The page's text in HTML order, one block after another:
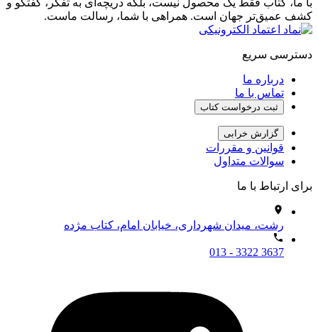
با ما، کتاب فقط یک محصول نیست، بلکه دریچه‌ای به تفکر، گفتگو و
کشف عمیق‌تر جهان است. همراهی با شما، رسالت ماست.
دسترسی سریع
درباره ما
تماس با ما
ثبت درخواست کتاب
گزارش خرابی
قوانین و مقررات
سوالات متداول
برای ارتباط با ما
رشت، میدان شهرداری، خیابان امام، کتاب مژده
013 - 3322 3637